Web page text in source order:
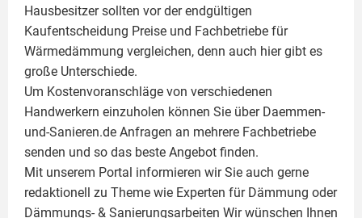
Hausbesitzer sollten vor der endgültigen
Kaufentscheidung Preise und Fachbetriebe für
Wärmedämmung vergleichen, denn auch hier gibt es
große Unterschiede.
Um Kostenvoranschläge von verschiedenen
Handwerkern einzuholen können Sie über Daemmen-
und-Sanieren.de Anfragen an mehrere Fachbetriebe
senden und so das beste Angebot finden.
Mit unserem Portal informieren wir Sie auch gerne
redaktionell zu Theme wie Experten für Dämmung oder
Dämmungs- & Sanierungsarbeiten Wir wünschen Ihnen